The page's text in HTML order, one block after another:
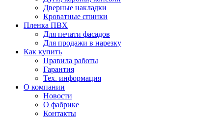
Дверные накладки
Кроватные спинки
Пленка ПВХ
Для печати фасадов
Для продажи в нарезку
Как купить
Правила работы
Гарантия
Тех. информация
О компании
Новости
О фабрике
Контакты